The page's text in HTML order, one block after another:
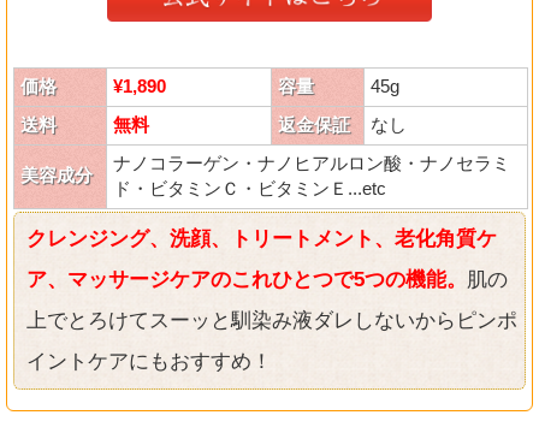
価格 ¥1,890 容量
45g
送料
無料 返金保証 なし
美容成分
ナノコラーゲン・ナノヒアルロン酸・ナノセラミ
ド・ビタミンＣ・ビタミンＥ...etc
クレンジング、洗顔、トリートメント、老化角質ケ
ア、マッサージケアのこれひとつで5つの機能。
肌の
上でとろけてスーッと馴染み液ダレしないからピンポ
イントケアにもおすすめ！